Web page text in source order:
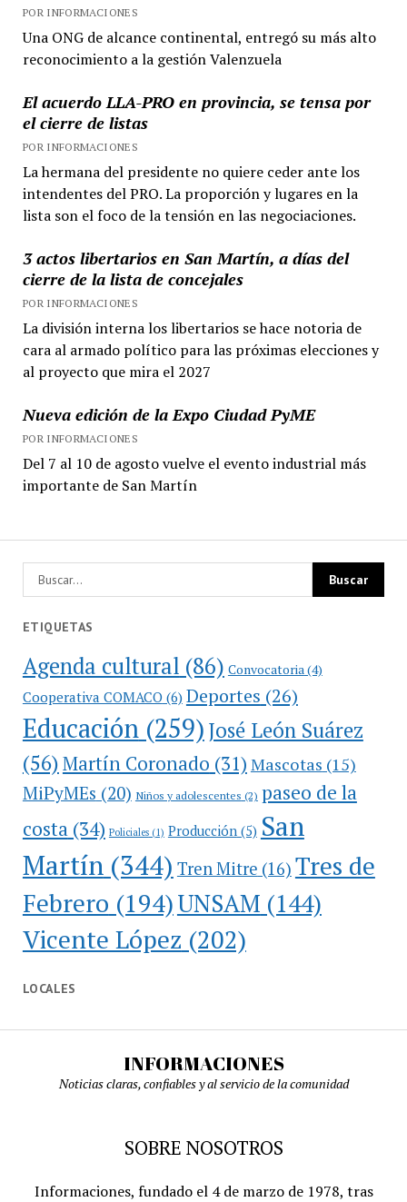
POR INFORMACIONES
Una ONG de alcance continental, entregó su más alto
reconocimiento a la gestión Valenzuela
El acuerdo LLA-PRO en provincia, se tensa por
el cierre de listas
POR INFORMACIONES
La hermana del presidente no quiere ceder ante los
intendentes del PRO. La proporción y lugares en la
lista son el foco de la tensión en las negociaciones.
3 actos libertarios en San Martín, a días del
cierre de la lista de concejales
POR INFORMACIONES
La división interna los libertarios se hace notoria de
cara al armado político para las próximas elecciones y
al proyecto que mira el 2027
Nueva edición de la Expo Ciudad PyME
POR INFORMACIONES
Del 7 al 10 de agosto vuelve el evento industrial más
importante de San Martín
ETIQUETAS
Agenda cultural (86) Convocatoria (4)
Cooperativa COMACO(6) Deportes (26)
Educación(259)José León Suárez
(56)Martín Coronado (31) Mascotas (15)
MiPyMEs (20) Niños y adolescentes (2) paseo de la
costa(34) Policiales(1) Producción(5) San
Martín(344) Tren Mitre (16) Tres de
Febrero (194)UNSAM (144)
Vicente López (202)
LOCALES
INFORMACIONES
Noticias claras, confiables y al servicio de la comunidad
SOBRE NOSOTROS
Informaciones, fundado el 4 de marzo de 1978, tras